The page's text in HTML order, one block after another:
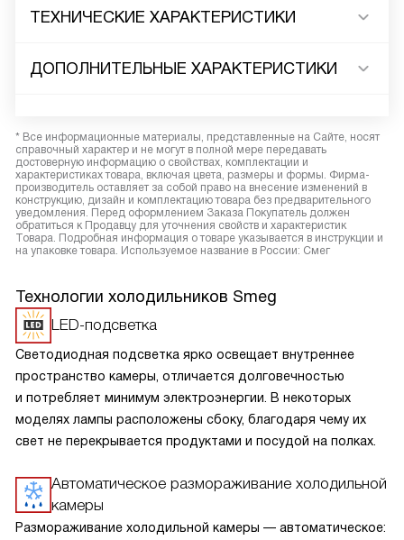
ТЕХНИЧЕСКИЕ ХАРАКТЕРИСТИКИ
ДОПОЛНИТЕЛЬНЫЕ ХАРАКТЕРИСТИКИ
* Все информационные материалы, представленные на Сайте, носят
справочный характер и не могут в полной мере передавать
достоверную информацию о свойствах, комплектации и
характеристиках товара, включая цвета, размеры и формы. Фирма-
производитель оставляет за собой право на внесение изменений в
конструкцию, дизайн и комплектацию товара без предварительного
уведомления. Перед оформлением Заказа Покупатель должен
обратиться к Продавцу для уточнения свойств и характеристик
Товара. Подробная информация о товаре указывается в инструкции и
на упаковке товара. Используемое название в России: Смег
Технологии холодильников Smeg
LED-подсветка
Светодиодная подсветка ярко освещает внутреннее
пространство камеры, отличается долговечностью
и потребляет минимум электроэнергии. В некоторых
моделях лампы расположены сбоку, благодаря чему их
свет не перекрывается продуктами и посудой на полках.
Автоматическое размораживание холодильной
камеры
Размораживание холодильной камеры — автоматическое: